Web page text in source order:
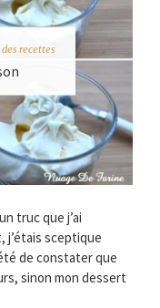
recettes
truc que j’ai
sceptique
de constater que
sinon mon dessert